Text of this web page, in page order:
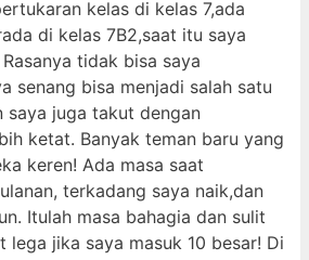
kelas di kelas 7,ada
di kelas 7B2,saat itu saya
tidak bisa saya
senang bisa menjadi salah satu
saya juga takut dengan
ketat. Banyak teman baru yang
keren! Ada masa saat
terkadang saya naik,dan
Itulah masa bahagia dan sulit
lega jika saya masuk 10 besar! Di